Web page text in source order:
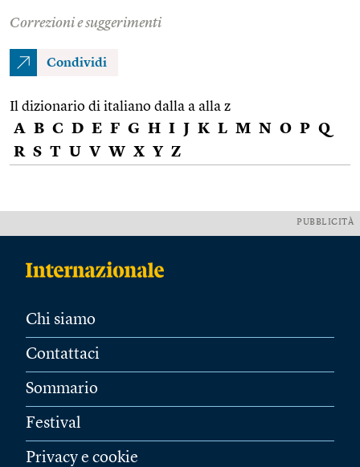
Correzioni e suggerimenti
Condividi
Il dizionario di italiano dalla a alla z
A B C D E F G H I J K L M N O P Q
R S T U V W X Y Z
PUBBLICITÀ
Chi siamo
Contattaci
Sommario
Festival
Privacy e cookie